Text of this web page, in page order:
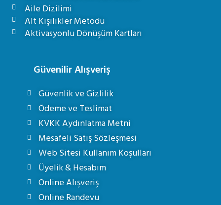
Aile Dizilimi
Alt Kişilikler Metodu
Aktivasyonlu Dönüşüm Kartları
Güvenilir Alışveriş
Güvenlik ve Gizlilik
Ödeme ve Teslimat
KVKK Aydınlatma Metni
Mesafeli Satış Sözleşmesi
Web Sitesi Kullanım Koşulları
Üyelik & Hesabım
Online Alışveriş
Online Randevu